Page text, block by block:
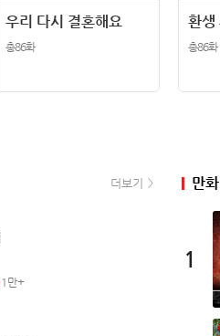
우리 다시 결혼해요
총86화 총86화
더보기
1만+
만화
1